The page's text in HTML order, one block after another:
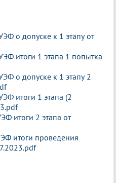
о допуске к 1 этапу от
итоги 1 этапа 1 попытка
о допуске к 1 этапу 2
итоги 1 этапа (2
итоги 2 этапа от
итоги проведения